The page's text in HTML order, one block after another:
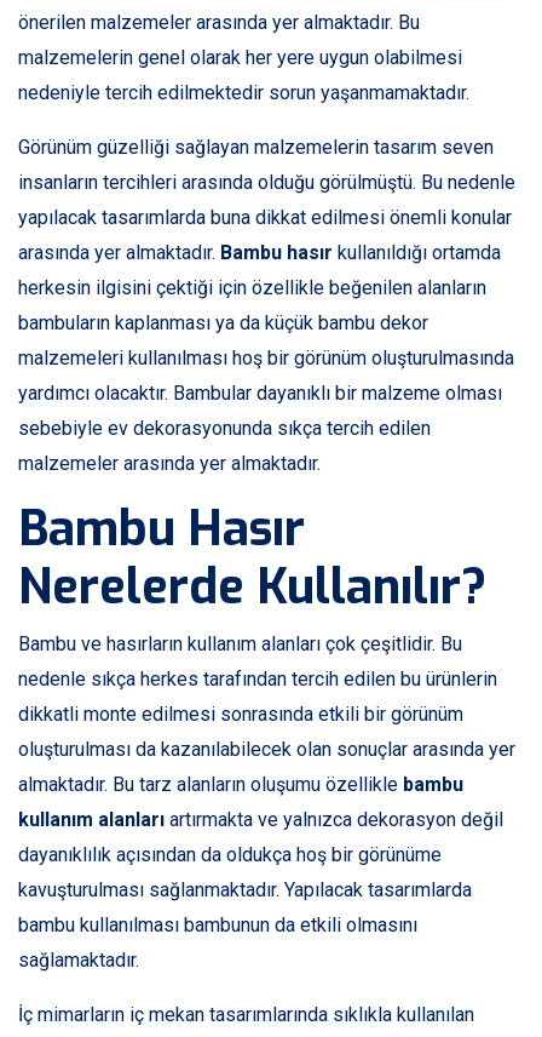
önerilen malzemeler arasında yer almaktadır. Bu
malzemelerin genel olarak her yere uygun olabilmesi
nedeniyle tercih edilmektedir sorun yaşanmamaktadır.
Görünüm güzelliği sağlayan malzemelerin tasarım seven
insanların tercihleri arasında olduğu görülmüştü. Bu nedenle
yapılacak tasarımlarda buna dikkat edilmesi önemli konular
arasında yer almaktadır. Bambu hasır kullanıldığı ortamda
herkesin ilgisini çektiği için özellikle beğenilen alanların
bambuların kaplanması ya da küçük bambu dekor
malzemeleri kullanılması hoş bir görünüm oluşturulmasında
yardımcı olacaktır. Bambular dayanıklı bir malzeme olması
sebebiyle ev dekorasyonunda sıkça tercih edilen
malzemeler arasında yer almaktadır.
Bambu Hasır
Nerelerde Kullanılır?
Bambu ve hasırların kullanım alanları çok çeşitlidir. Bu
nedenle sıkça herkes tarafından tercih edilen bu ürünlerin
dikkatli monte edilmesi sonrasında etkili bir görünüm
oluşturulması da kazanılabilecek olan sonuçlar arasında yer
almaktadır. Bu tarz alanların oluşumu özellikle bambu
kullanım alanları artırmakta ve yalnızca dekorasyon değil
dayanıklılık açısından da oldukça hoş bir görünüme
kavuşturulması sağlanmaktadır. Yapılacak tasarımlarda
bambu kullanılması bambunun da etkili olmasını
sağlamaktadır.
İç mimarların iç mekan tasarımlarında sıklıkla kullanılan